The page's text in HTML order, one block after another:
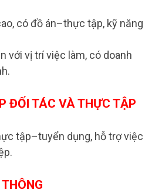
có đồ án–thực tập, kỹ năng
với vị trí việc làm, có doanh
ĐỐI TÁC VÀ THỰC TẬP
tập–tuyển dụng, hỗ trợ việc